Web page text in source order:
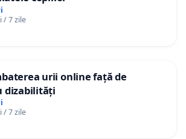
/ 7 zile
urii online față de
dizabilități
/ 7 zile